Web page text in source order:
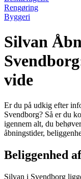
Rengøring
Byggeri
Silvan
vide
Er du på udkig efter
Svendborg? Så er du
igennem alt, du
åbningstider,
Beliggenhed
Silvan i Svendborg